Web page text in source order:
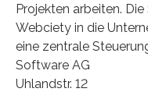
Projekten arbeiten.
Webciety in die
eine zentrale
Software AG
Uhlandstr. 12